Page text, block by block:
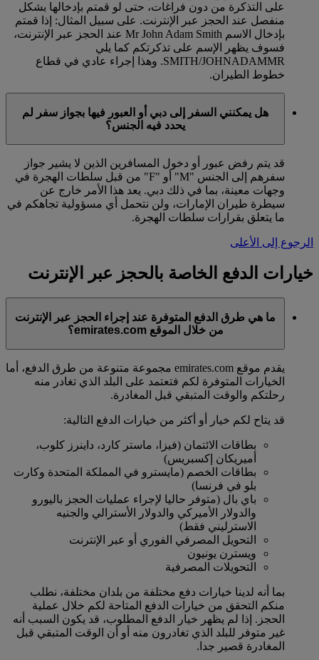
على التذكرة من دون فراغات، حتى لو قمتم بإدخالها بشكل
منفصل عند الحجز عبر الإنترنت. على سبيل المثال: إذا قمتم
بإدخال الاسم Mr John Adam Smith عند الحجز عبر الإنترنت،
فسوف يظهر الإسم على تذكرتكم كما يلي
SMITH/JOHNADAMMR. وهذا إجراء عادي في قطاع
خطوط الطيران.
هل يمكنني السفر إلى دبي أو العبور فيها بجواز سفر لم
يحدد فيه الجنس؟
قد يتم رفض عبور أو دخول المسافرين الذين لا يشير جواز
سفرهم إلى الجنس "M" أو "F" من قبل سلطات الهجرة في
وجهات معينة، بما في ذلك دبي. يعد هذا الأمر خارج عن
سيطرة طيران الإمارات، ولن نتحمل أي مسؤولية تجاهكم في
ما يتعلق بقرارات سلطات الهجرة.
الرجوع إلى الأعلى
خيارات الدفع الخاصة بالحجز عبر الإنترنت
ما هي طرق الدفع المتوفرة عند إجراء الحجز عبر الإنترنت
من خلال الموقع emirates.com؟
يقدم موقع emirates.com مجموعة متنوعة من طرق الدفع، أما
الخيارات المتوفرة لكم فتعتمد على البلد الذي تغادر منه
رحلتكم والوقت المتبقي قبل المغادرة.
قد يتاح لكم خيار أو أكثر من خيارات الدفع التالية:
بطاقات الائتمان (فيزا، ماستر كارد، داينرز كلوب،
أميريكان إكسبريس)
بطاقات الخصم (مايسترو في المملكة المتحدة وكارت
بلو في فرنسا)
باي بال (متوفر حاليا لإجراء عمليات الحجز باليورو
والدولار الأميركي والدولار الأسترالي والجنيه
الاسترليني فقط)
التحويل المصرفي الفوري أو عبر الإنترنت
ويسترن يونيون
التحويلات المصرفية
بما أنه لدينا خيارات دفع مختلفة من بلدان مختلفة، نطلب
منكم التحقق من خيارات الدفع المتاحة لكم خلال عملية
الحجز. إذا لم يظهر خيار الدفع المطلوب، قد يكون السبب أنه
غير متوفر للبلد الذي تغادرون منه أو أن الوقت المتبقي قبل
المغادرة قصير جدا.